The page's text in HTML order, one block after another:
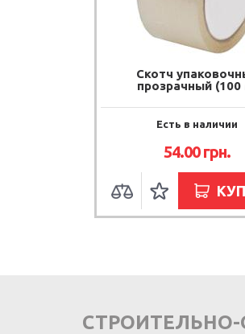
Скотч
прозрачный (100
Есть в наличии
54.00грн.